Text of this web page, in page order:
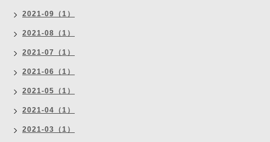
2021-09（1）
2021-08（1）
2021-07（1）
2021-06（1）
2021-05（1）
2021-04（1）
2021-03（1）